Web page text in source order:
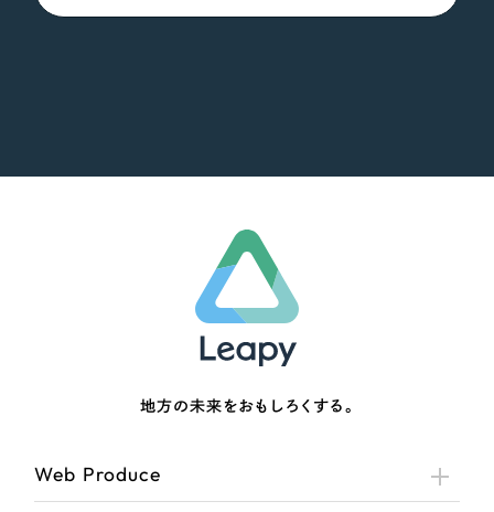
地方の未来をおもしろくする。
Web Produce